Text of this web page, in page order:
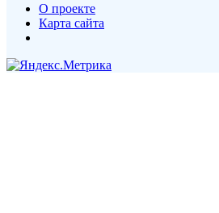
О проекте
Карта сайта